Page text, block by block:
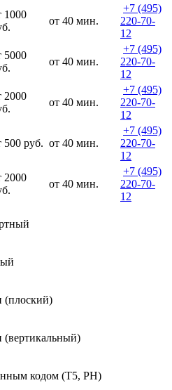
1000
от 40 мин.
+7 (495)
220-70-
12
5000
от 40 мин.
+7 (495)
220-70-
12
2000
от 40 мин.
+7 (495)
220-70-
12
500 руб. от 40 мин.
+7 (495)
220-70-
12
2000
от 40 мин.
+7 (495)
220-70-
12
(плоский)
(вертикальный)
кодом (T5, PH)